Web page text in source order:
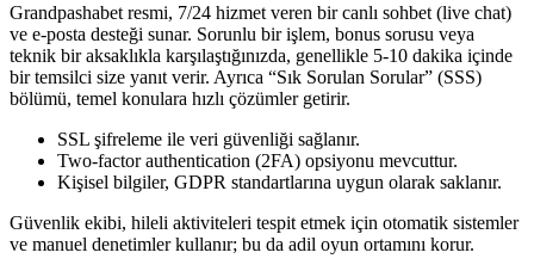
Grandpashabet resmi, 7/24 hizmet veren bir canlı sohbet (live chat)
ve e‑posta desteği sunar. Sorunlu bir işlem, bonus sorusu veya
teknik bir aksaklıkla karşılaştığınızda, genellikle 5‑10 dakika içinde
bir temsilci size yanıt verir. Ayrıca “Sık Sorulan Sorular” (SSS)
bölümü, temel konulara hızlı çözümler getirir.
SSL şifreleme ile veri güvenliği sağlanır.
Two‑factor authentication (2FA) opsiyonu mevcuttur.
Kişisel bilgiler, GDPR standartlarına uygun olarak saklanır.
Güvenlik ekibi, hileli aktiviteleri tespit etmek için otomatik sistemler
ve manuel denetimler kullanır; bu da adil oyun ortamını korur.